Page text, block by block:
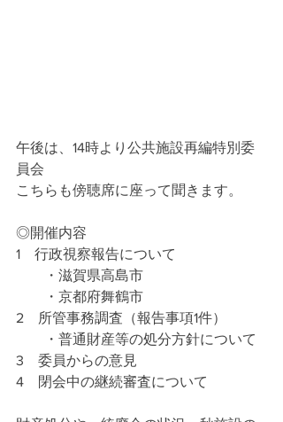
午後は、14時より公共施設再編特別委
員会
こちらも傍聴席に座って聞きます。
◎開催内容
1　行政視察報告について
・滋賀県高島市
・京都府舞鶴市
2　所管事務調査（報告事項1件）
・普通財産等の処分方針について
3　委員からの意見
4　閉会中の継続審査について